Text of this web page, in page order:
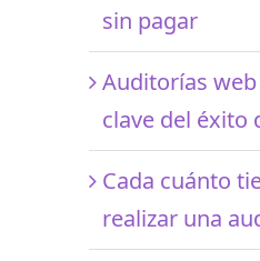
sin pagar
Auditorías web
clave del éxito
Cada cuánto
realizar una